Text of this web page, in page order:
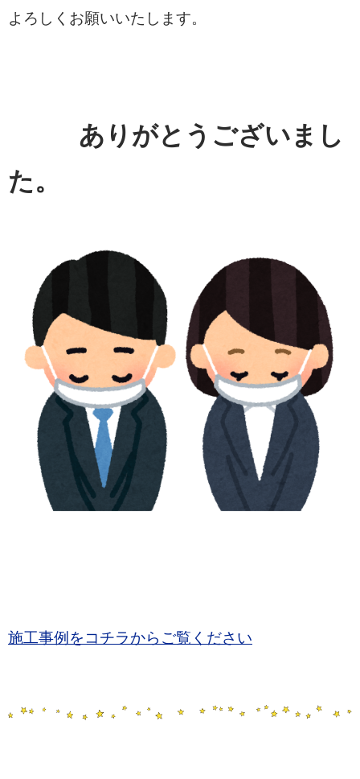
よろしくお願いいたします。
ありがとうございまし
た。
施工事例をコチラからご覧ください